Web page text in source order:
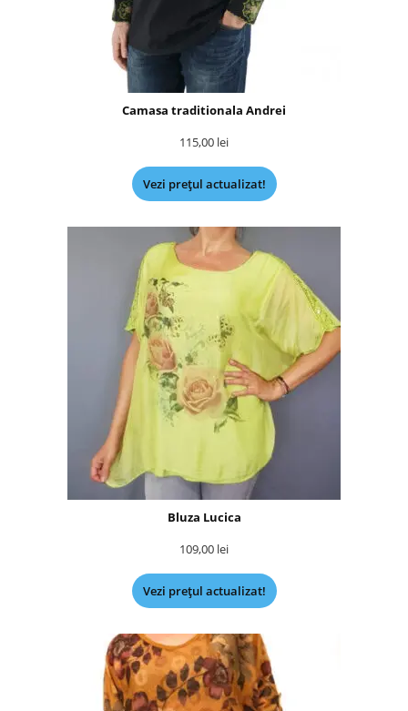
Camasa traditionala Andrei
115,00 lei
Vezi prețul actualizat!
Bluza Lucica
109,00 lei
Vezi prețul actualizat!